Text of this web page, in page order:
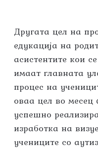
Другата цел на
едукација на
асистентите кои
имаат главната
процес на
оваа цел во месец
успешно
изработка на
учениците со